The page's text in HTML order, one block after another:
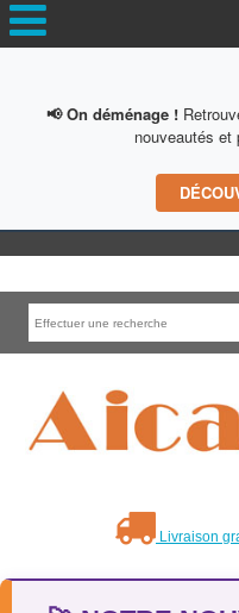
📢 On déménage !
nouveautés et
Livraison